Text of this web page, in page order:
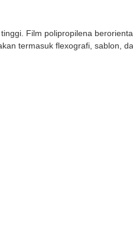
Film polipropilena
termasuk flexografi, sablon,